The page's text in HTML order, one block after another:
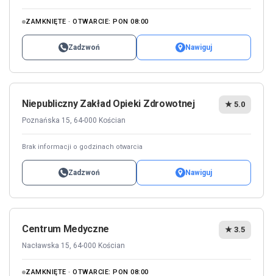
ZAMKNIĘTE · OTWARCIE: PON 08:00
Zadzwoń Nawiguj
Niepubliczny Zakład Opieki Zdrowotnej
Poznańska 15, 64-000 Kościan
★ 5.0
Brak informacji o godzinach otwarcia
Zadzwoń Nawiguj
Centrum Medyczne
Nacławska 15, 64-000 Kościan
★ 3.5
ZAMKNIĘTE · OTWARCIE: PON 08:00